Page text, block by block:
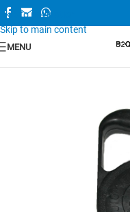
Skip to navigation
Skip to main content
MENU